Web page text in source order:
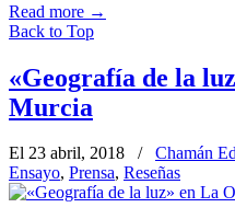
Read more →
Back to Top
«Geografía de la
Murcia
El 23 abril, 2018 / Chamán
Ensayo, Prensa, Reseñas